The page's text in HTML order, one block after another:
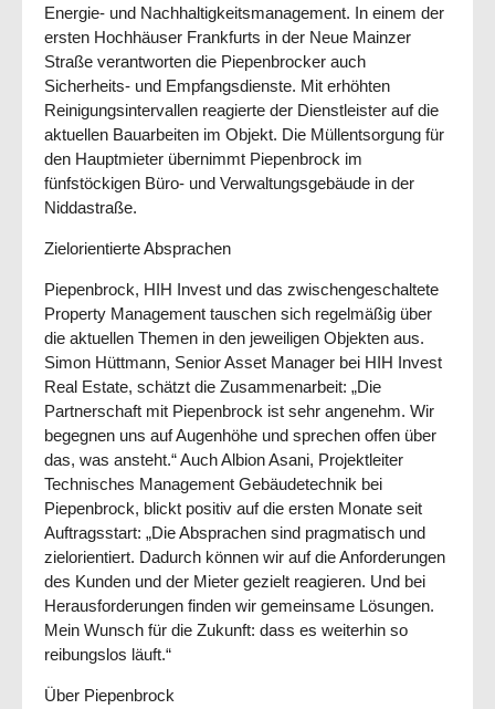
Energie- und Nachhaltigkeitsmanagement. In einem der
ersten Hochhäuser Frankfurts in der Neue Mainzer
Straße verantworten die Piepenbrocker auch
Sicherheits- und Empfangsdienste. Mit erhöhten
Reinigungsintervallen reagierte der Dienstleister auf die
aktuellen Bauarbeiten im Objekt. Die Müllentsorgung für
den Hauptmieter übernimmt Piepenbrock im
fünfstöckigen Büro- und Verwaltungsgebäude in der
Niddastraße.
Zielorientierte Absprachen
Piepenbrock, HIH Invest und das zwischengeschaltete
Property Management tauschen sich regelmäßig über
die aktuellen Themen in den jeweiligen Objekten aus.
Simon Hüttmann, Senior Asset Manager bei HIH Invest
Real Estate, schätzt die Zusammenarbeit: „Die
Partnerschaft mit Piepenbrock ist sehr angenehm. Wir
begegnen uns auf Augenhöhe und sprechen offen über
das, was ansteht.“ Auch Albion Asani, Projektleiter
Technisches Management Gebäudetechnik bei
Piepenbrock, blickt positiv auf die ersten Monate seit
Auftragsstart: „Die Absprachen sind pragmatisch und
zielorientiert. Dadurch können wir auf die Anforderungen
des Kunden und der Mieter gezielt reagieren. Und bei
Herausforderungen finden wir gemeinsame Lösungen.
Mein Wunsch für die Zukunft: dass es weiterhin so
reibungslos läuft.“
Über Piepenbrock